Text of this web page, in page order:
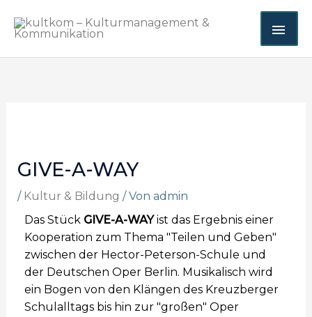
Inhalt
GIVE-A-WAY
/ Kultur & Bildung / Von admin
Das Stück GIVE-A-WAYist das Ergebnis einer
Kooperation zum Thema "Teilen und Geben"
zwischen der Hector-Peterson-Schule und
der Deutschen Oper Berlin. Musikalisch wird
ein Bogen von den Klängen des Kreuzberger
Schulalltags bis hin zur "großen" Oper